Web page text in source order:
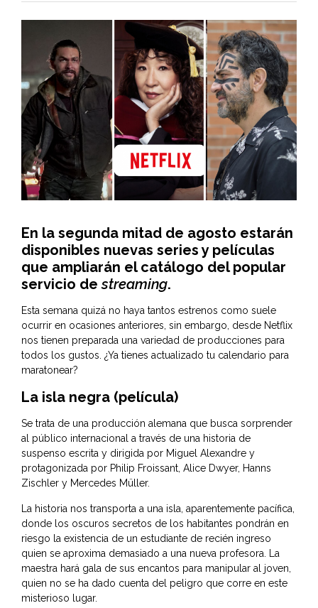
En la segunda mitad de agosto estarán
disponibles nuevas series y películas
que ampliarán el catálogo del popular
servicio destreaming.
Esta semana quizá no haya tantos estrenos como suele
ocurrir en ocasiones anteriores, sin embargo, desde Netflix
nos tienen preparada una variedad de producciones para
todos los gustos. ¿Ya tienes actualizado tu calendario para
maratonear?
La isla negra (película)
Se trata de una producción alemana que busca sorprender
al público internacional a través de una historia de
suspenso escrita y dirigida por Miguel Alexandre y
protagonizada por Philip Froissant, Alice Dwyer, Hanns
Zischler y Mercedes Müller.
La historia nos transporta a una isla, aparentemente pacífica,
donde los oscuros secretos de los habitantes pondrán en
riesgo la existencia de un estudiante de recién ingreso
quien se aproxima demasiado a una nueva profesora. La
maestra hará gala de sus encantos para manipular al joven,
quien no se ha dado cuenta del peligro que corre en este
misterioso lugar.